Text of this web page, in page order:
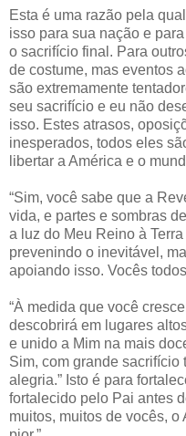
Esta é uma razão pela
isso para sua nação e
o sacrifício final. Para
de costume, mas eventos
são extremamente
seu sacrifício e eu não
isso. Estes atrasos,
inesperados, todos eles
libertar a América e o
“Sim, você sabe que a
vida, e partes e sombras
a luz do Meu Reino à
prevenindo o inevitável,
apoiando isso. Vocês
“À medida que você
descobrirá em lugares
e unido a Mim na mais
Sim, com grande sacrifício
alegria.” Isto é para
fortalecido pelo Pai antes
muitos, muitos de vocês,